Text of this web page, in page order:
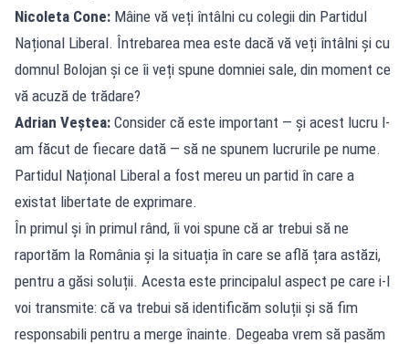
Nicoleta Cone: Mâine vă veți întâlni cu colegii din Partidul
Național Liberal. Întrebarea mea este dacă vă veți întâlni și cu
domnul Bolojan și ce îi veți spune domniei sale, din moment ce
vă acuză de trădare?
Adrian Veștea: Consider că este important — și acest lucru l-
am făcut de fiecare dată — să ne spunem lucrurile pe nume.
Partidul Național Liberal a fost mereu un partid în care a
existat libertate de exprimare.
În primul și în primul rând, îi voi spune că ar trebui să ne
raportăm la România și la situația în care se află țara astăzi,
pentru a găsi soluții. Acesta este principalul aspect pe care i-l
voi transmite: că va trebui să identificăm soluții și să fim
responsabili pentru a merge înainte. Degeaba vrem să pasăm